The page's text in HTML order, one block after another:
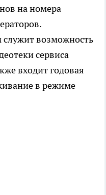
на номера
возможность
сервиса
входит годовая
в режиме